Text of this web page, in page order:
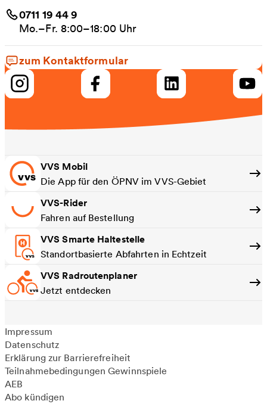
0711 19 44 9
Mo.–Fr. 8:00–18:00 Uhr
zum Kontaktformular
VVS Mobil
Die App für den ÖPNV im VVS-Gebiet
VVS-Rider
Fahren auf Bestellung
VVS Smarte Haltestelle
Standortbasierte Abfahrten in Echtzeit
VVS Radroutenplaner
Jetzt entdecken
Impressum
Datenschutz
Erklärung zur Barrierefreiheit
Teilnahmebedingungen Gewinnspiele
AEB
Abo kündigen